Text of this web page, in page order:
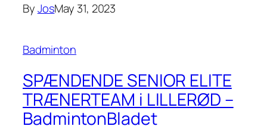
ByJosMay 31, 2023
Badminton
SPÆNDENDE SENIOR ELITE
TRÆNERTEAM i LILLERØD –
BadmintonBladet